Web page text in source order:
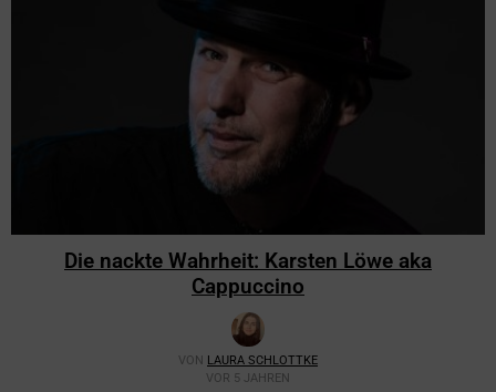
Die nackte Wahrheit: Karsten Löwe aka
Cappuccino
VON LAURA SCHLOTTKE
VOR 5 JAHREN